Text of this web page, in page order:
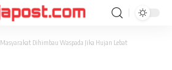
Masyarakat Dihimbau Waspada Jika Hujan Lebat